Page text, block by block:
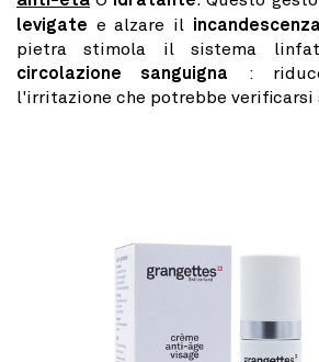
levigate e alzare il incandescenza
pietra stimola il sistema
circolazione sanguigna :
l'irritazione che potrebbe verificarsi